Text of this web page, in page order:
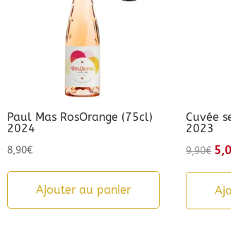
Paul Mas RosOrange (75cl)
2024
8,90€
Ajouter au panier
Cuvée
2023
9,90€ Le